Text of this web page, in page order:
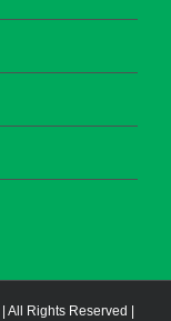
All Rights Reserved |